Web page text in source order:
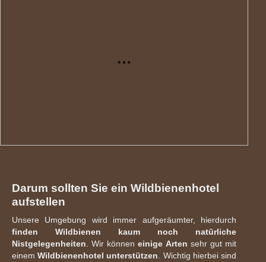
Darum sollten Sie ein Wildbienenhotel
aufstellen
Unsere Umgebung wird immer aufgeräumter, hierdurch
finden Wildbienen kaum noch natürliche
Nistgelegenheiten . Wir könneneinige Arten sehr gut mit
einemWildbienenhotel unterstützen . Wichtig hierbei sind